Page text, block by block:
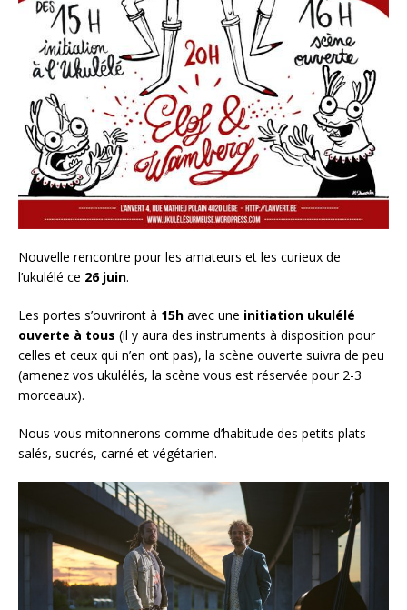
Nouvelle rencontre pour les amateurs et les curieux de
l’ukulélé ce 26 juin.
Les portes s’ouvriront à 15h avec une initiation ukulélé
ouverte à tous (il y aura des instruments à disposition pour
celles et ceux qui n’en ont pas), la scène ouverte suivra de peu
(amenez vos ukulélés, la scène vous est réservée pour 2-3
morceaux).
Nous vous mitonnerons comme d’habitude des petits plats
salés, sucrés, carné et végétarien.